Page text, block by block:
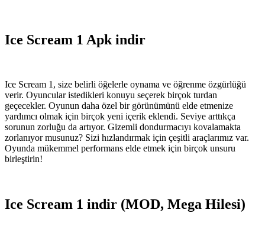
Ice Scream 1 Apk indir
Ice Scream 1, size belirli öğelerle oynama ve öğrenme özgürlüğü
verir. Oyuncular istedikleri konuyu seçerek birçok turdan
geçecekler. Oyunun daha özel bir görünümünü elde etmenize
yardımcı olmak için birçok yeni içerik eklendi. Seviye arttıkça
sorunun zorluğu da artıyor. Gizemli dondurmacıyı kovalamakta
zorlanıyor musunuz? Sizi hızlandırmak için çeşitli araçlarımız var.
Oyunda mükemmel performans elde etmek için birçok unsuru
birleştirin!
Ice Scream 1 indir (MOD, Mega Hilesi)